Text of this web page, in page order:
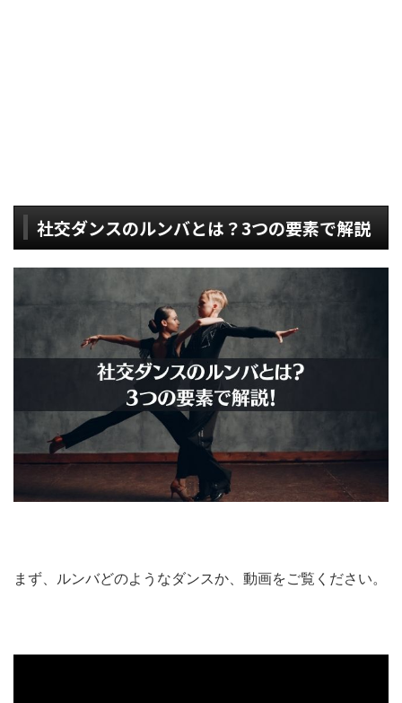
社交ダンスのルンバとは？3つの要素で解説
まず、ルンバどのようなダンスか、動画をご覧ください。